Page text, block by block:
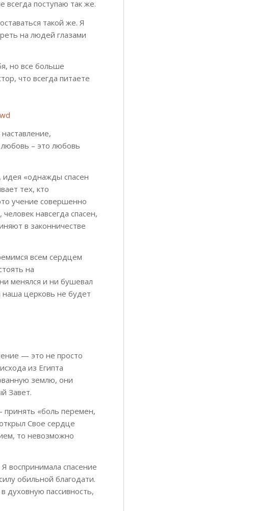
всегда поступаю так же.
такой же. Я
на людей глазами
но все больше
что всегда питаете
– это любовь
идея «однажды спасен
тех, кто
учение совершенно
навсегда спасен,
в законничестве
всем сердцем
на
менялся и ни бушевал
наша церковь не будет
— это не просто
из Египта
землю, они
Завет.
принять «боль перемен,
Свое сердце
то невозможно
воспринимала спасение
обильной благодати.
духовную пассивность,